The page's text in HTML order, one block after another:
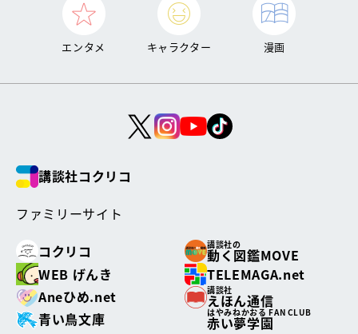
エンタメ キャラクター 漫画
講談社コクリコ
ファミリーサイト
コクリコ
講談社の
動く図鑑MOVE
WEB げんき
TELEMAGA.net
Aneひめ.net
講談社
えほん通信
青い鳥文庫
はやみねかおる FAN CLUB
赤い夢学園